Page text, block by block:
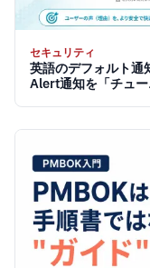
セキュリティ
英語のデフォルト
Alert通知を「チュ